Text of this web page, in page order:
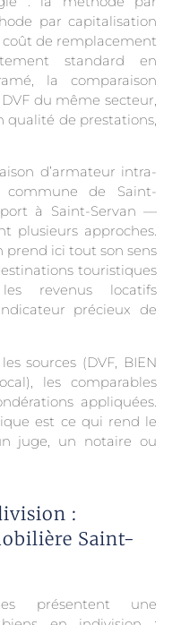
par capitalisation
de remplacement
standard en
la comparaison
du même secteur,
qualité de prestations,
d’armateur intra-
de Saint-
à Saint-Servan —
plusieurs approches.
ici tout son sens
touristiques
revenus locatifs
précieux de
sources (DVF, BIEN
les comparables
appliquées.
est ce qui rend le
juge, un notaire ou
:
Saint-
présentent une